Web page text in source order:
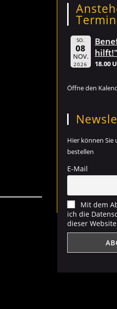
SO.
08
NOV.
2026
hilft!"
18.00
Öffne den
Hier können Sie
bestellen
E-Mail
Mit dem
ich die
dieser Website